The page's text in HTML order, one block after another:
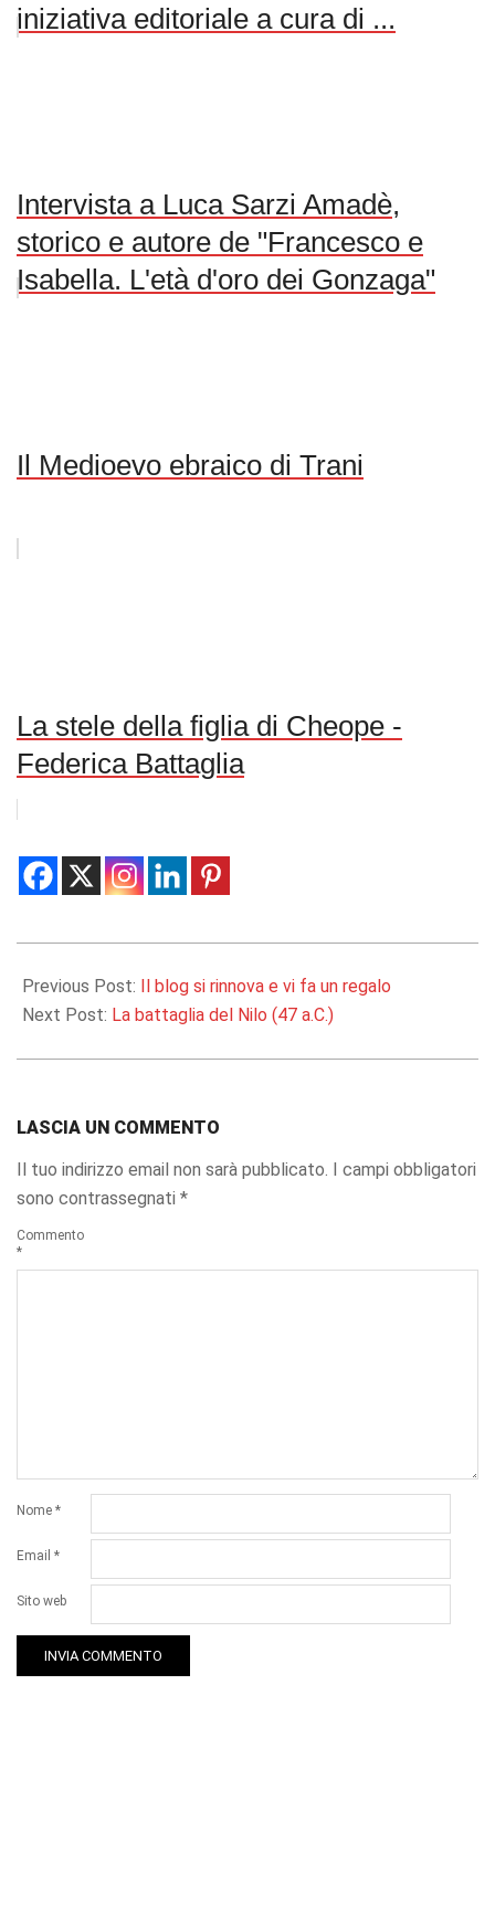
iniziativa editoriale a cura di ...
Intervista a Luca Sarzi Amadè,
storico e autore de "Francesco e
Isabella. L'età d'oro dei Gonzaga"
Il Medioevo ebraico di Trani
La stele della figlia di Cheope -
Federica Battaglia
02-
15
Previous Post: Il blog si rinnova e vi fa un regalo
Next Post: La battaglia del Nilo (47 a.C.)
LASCIA UN COMMENTO
Il tuo indirizzo email non sarà pubblicato. I campi obbligatori
sono contrassegnati *
Commento
*
Nome *
Email *
Sito web